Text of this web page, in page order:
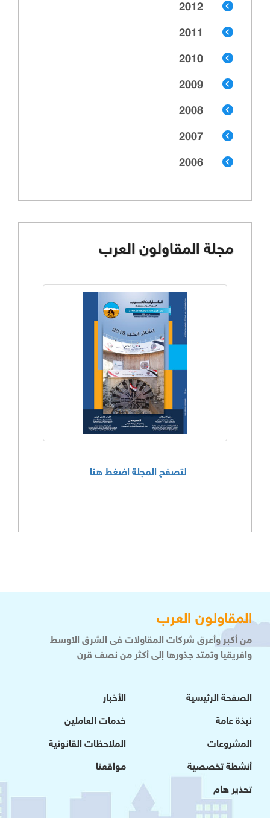
2012
2011
2010
2009
2008
2007
2006
مجلة المقاولون العرب
لتصفح المجلة اضغط هنا
المقاولون العرب
من أكبر وأعرق شركات المقاولات فى الشرق الاوسط
وافريقيا وتمتد جذورها إلى أكثر من نصف قرن
الصفحة الرئيسية
نبذة عامة
المشروعات
أنشطة تخصصية
تحذير هام
الأخبار
خدمات العاملين
الملاحظات القانونية
مواقعنا